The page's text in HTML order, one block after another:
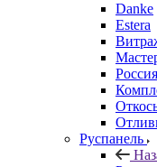
Danke
Estera
Руспанель